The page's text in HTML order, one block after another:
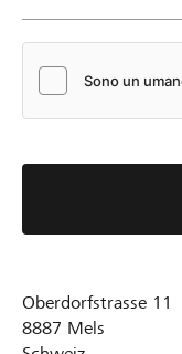
Oberdorfstrasse 11
8887 Mels